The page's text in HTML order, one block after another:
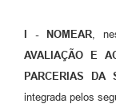
I - NOMEAR ,
AVALIAÇÃO E
PARCERIAS DA
integrada pelos